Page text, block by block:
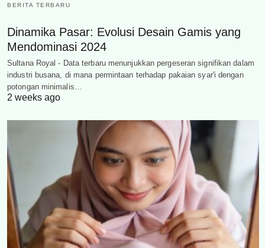
BERITA TERBARU
Dinamika Pasar: Evolusi Desain Gamis yang
Mendominasi 2024
Sultana Royal - Data terbaru menunjukkan pergeseran signifikan dalam
industri busana, di mana permintaan terhadap pakaian syar'i dengan
potongan minimalis…
2 weeks ago